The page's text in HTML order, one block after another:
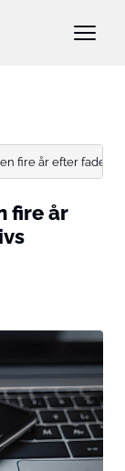
fire år efter
fire år